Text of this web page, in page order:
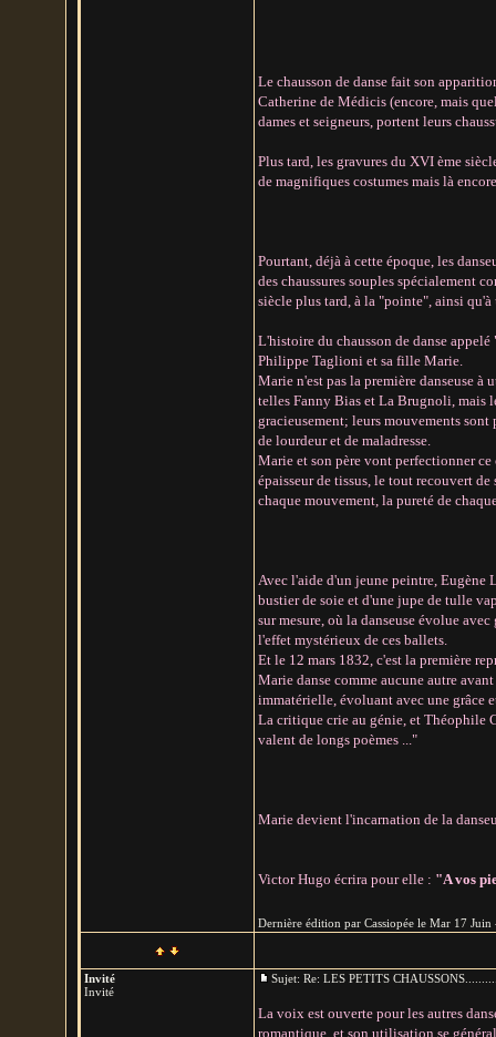
Le chausson de danse fait son
Catherine de Médicis (encore, mais
dames et seigneurs, portent leurs
Plus tard, les gravures du XVI ème
de magnifiques costumes mais là
Pourtant, déjà à cette époque, les
des chaussures souples spécialement
siècle plus tard, à la "pointe", ainsi
L'histoire du chausson de danse
Philippe Taglioni et sa fille Marie.
Marie n'est pas la première danseuse à
telles Fanny Bias et La Brugnoli, mais
gracieusement; leurs mouvements
de lourdeur et de maladresse.
Marie et son père vont perfectionner
épaisseur de tissus, le tout recouvert
chaque mouvement, la pureté de
Avec l'aide d'un jeune peintre, Eugène
bustier de soie et d'une jupe de tulle
sur mesure, où la danseuse évolue
l'effet mystérieux de ces ballets.
Et le 12 mars 1832, c'est la première
Marie danse comme aucune autre
immatérielle, évoluant avec une grâce
La critique crie au génie, et Théophile
valent de longs poèmes ..."
Marie devient l'incarnation de la
Victor Hugo écrira pour elle : "A vos
Dernière édition par Cassiopée le Mar 17
Invité
Invité
Sujet: Re: LES PETITS
La voix est ouverte pour les autres
romantique, et son utilisation se